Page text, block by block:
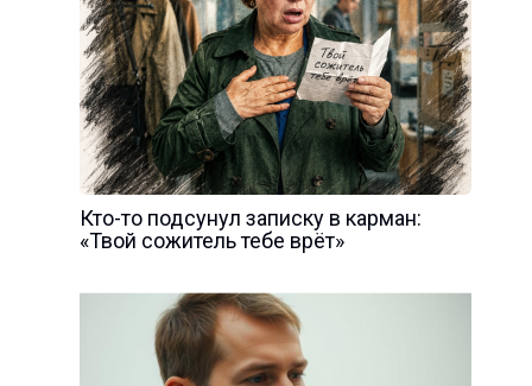
Кто-то подсунул записку в карман:
«Твой сожитель тебе врёт»